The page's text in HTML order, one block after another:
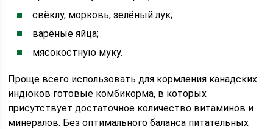
свёклу, морковь, зелёный лук;
варёные яйца;
мясокостную муку.
Проще всего использовать для кормления канадских
индюков готовые комбикорма, в которых
присутствует достаточное количество витаминов и
минералов. Без оптимального баланса питательных